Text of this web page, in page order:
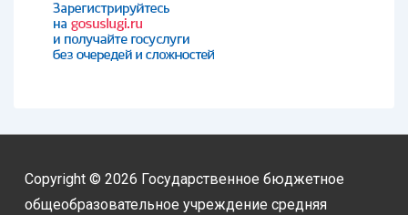
Copyright © 2026 Государственное бюджетное
общеобразовательное учреждение средняя